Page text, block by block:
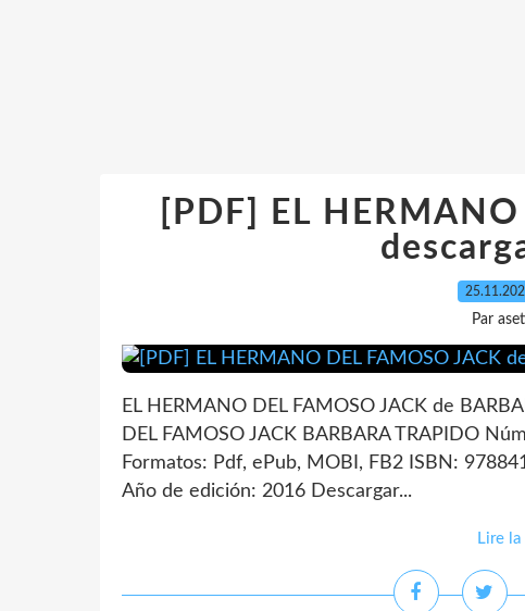
[PDF] EL
Par
EL HERMANO DEL FAMOSO JACK de
DEL FAMOSO JACK BARBARA TRAPIDO
Formatos: Pdf, ePub, MOBI, FB2 ISBN:
Año de edición: 2016 Descargar...
Lire